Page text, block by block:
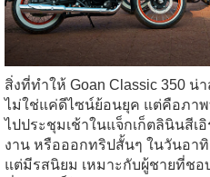
สิ่งที่ทำให้ Goan Classic 350 น่
ไม่ใช่แค่ดีไซน์ย้อนยุค แต่คือภา
ไปประชุมเช้าในแจ็กเก็ตลินินสีเ
งาน หรือออกทริปสั้นๆ ในวันอา
แต่มีรสนิยม เหมาะกับผู้ชายที่ชอ